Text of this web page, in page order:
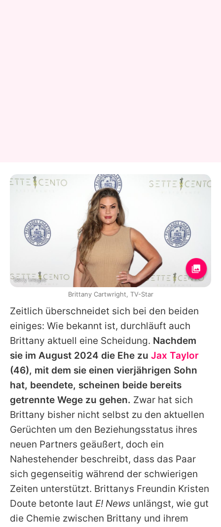
Zeitlich überschneidet sich bei den beiden
einiges: Wie bekannt ist, durchläuft auch
Brittany aktuell eine Scheidung. Nachdem
sie im August 2024 die Ehe zu Jax Taylor
(46), mit dem sie einen vierjährigen Sohn
hat, beendete, scheinen beide bereits
getrennte Wege zu gehen. Zwar hat sich
Brittany bisher nicht selbst zu den aktuellen
Gerüchten um den Beziehungsstatus ihres
neuen Partners geäußert, doch ein
Nahestehender beschreibt, dass das Paar
sich gegenseitig während der schwierigen
Zeiten unterstützt. Brittanys Freundin Kristen
Doute betonte laut E! News unlängst, wie gut
die Chemie zwischen Brittany und ihrem
Getty Images
Brittany Cartwright, TV-Star